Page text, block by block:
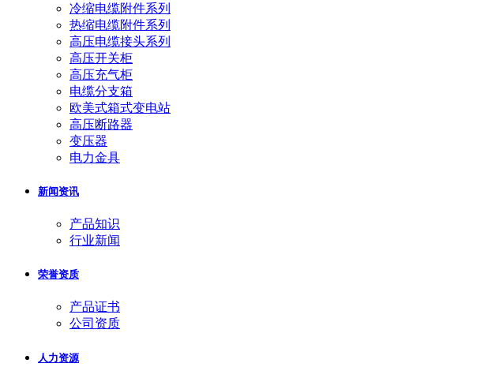
冷缩电缆附件系列
热缩电缆附件系列
高压电缆接头系列
高压开关柜
高压充气柜
电缆分支箱
欧美式箱式变电站
高压断路器
变压器
电力金具
新闻资讯
产品知识
行业新闻
荣誉资质
产品证书
公司资质
人力资源